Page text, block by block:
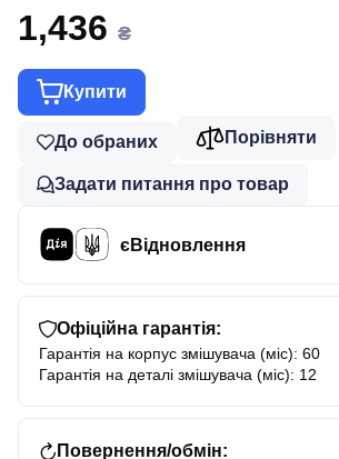
1,436 ₴
Купити
До обраних Порівняти
Задати питання про товар
єВідновлення
Офіційна гарантія:
Гарантія на корпус змішувача (міс): 60
Гарантія на деталі змішувача (міс): 12
Повернення/обмін: